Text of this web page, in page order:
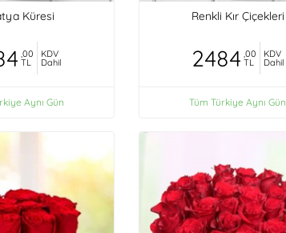
Küresi
,00
TL
KDV
Dahil
Aynı Gün
Renkli Kır Çiçekleri
2484 ,00
TL
KDV
Dahil
Tüm Türkiye Aynı Gün